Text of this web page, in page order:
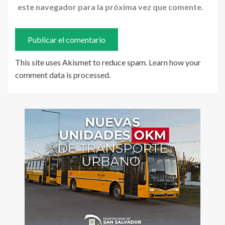
este navegador para la próxima vez que comente.
This site uses Akismet to reduce spam. Learn how your
comment data is processed.